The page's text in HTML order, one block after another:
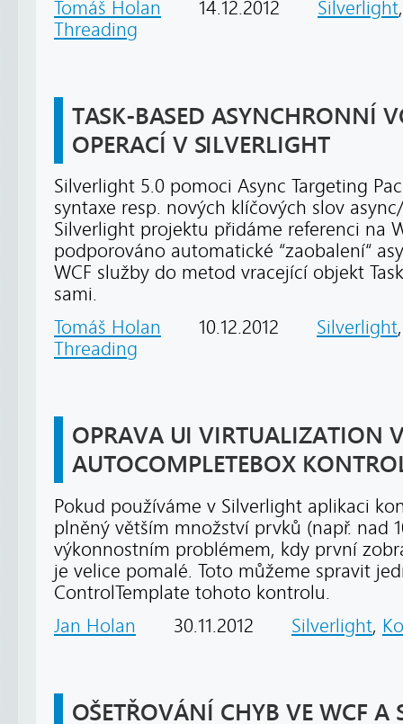
Tomáš Holan
14.12.2012 Silverlight
Threading
TASK-BASED ASYNCHRONNÍ
OPERACÍ V SILVERLIGHT
Silverlight 5.0 pomoci Async Targeting
syntaxe resp. nových klíčových slov
Silverlight projektu přidáme referenci na
podporováno automatické “zaobalení“
WCF služby do metod vracející objekt
sami.
Tomáš Holan
10.12.2012 Silverlight
Threading
OPRAVA UI VIRTUALIZATION
AUTOCOMPLETEBOX
Pokud používáme v Silverlight aplikaci
plněný větším množství prvků (např. nad
výkonnostním problémem, kdy první
je velice pomalé. Toto můžeme spravit
ControlTemplate tohoto kontrolu.
Jan Holan
30.11.2012 Silverlight,
OŠETŘOVÁNÍ CHYB VE WCF A